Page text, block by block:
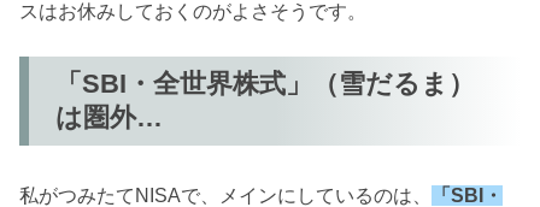
スはお休みしておくのがよさそうです。
「SBI・全世界株式」（雪だるま）
は圏外…
私がつみたてNISAで、メインにしているのは、
「SBI・